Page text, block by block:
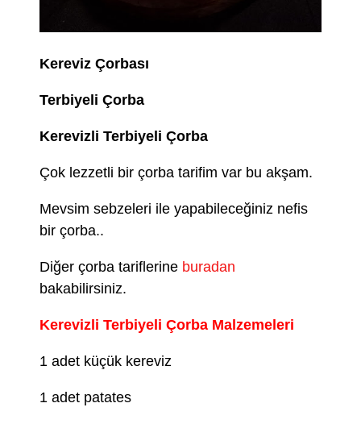
Kereviz Çorbası
Terbiyeli Çorba
Kerevizli Terbiyeli Çorba
Çok lezzetli bir çorba tarifim var bu akşam.
Mevsim sebzeleri ile yapabileceğiniz nefis
bir çorba..
Diğer çorba tariflerine buradan
bakabilirsiniz.
Kerevizli Terbiyeli Çorba Malzemeleri
1 adet küçük kereviz
1 adet patates